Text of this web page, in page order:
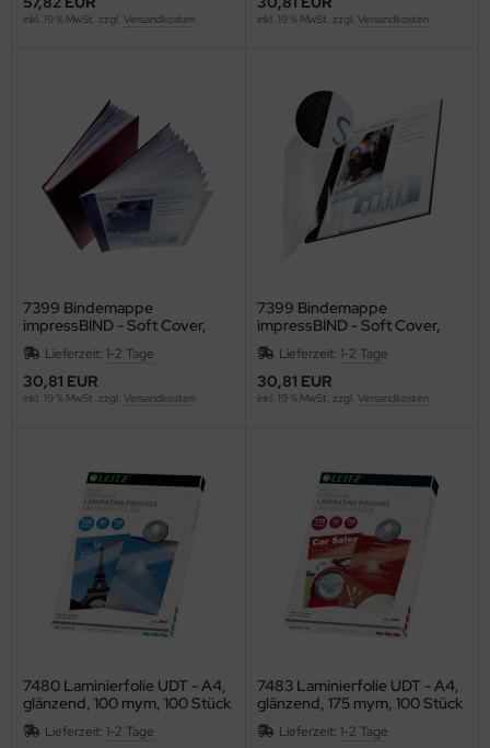
inkl. 19 % MwSt. zzgl. Versandkosten inkl. 19 % MwSt. zzgl. Versandkosten
7399 Bindemappe
impressBIND - Soft Cover,
A4, 7 mm, 10 Stück, blau
Lieferzeit: 1-2 Tage
30,81 EUR
inkl. 19 % MwSt. zzgl. Versandkosten
7399 Bindemappe
impressBIND - Soft Cover,
A4, 7 mm, 10 Stück, schwarz
Lieferzeit: 1-2 Tage
30,81 EUR
inkl. 19 % MwSt. zzgl. Versandkosten
7480 Laminierfolie UDT - A4,
glänzend, 100 mym, 100 Stück
Lieferzeit: 1-2 Tage
7483 Laminierfolie UDT - A4,
glänzend, 175 mym, 100 Stück
Lieferzeit: 1-2 Tage
Papier